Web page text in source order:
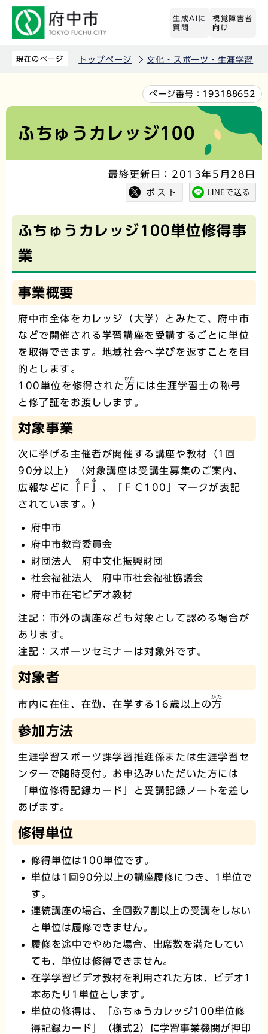
先
す
生成AIに
質問
視覚障害者
向け
現在のページ トップページ 文化・スポーツ・生涯学習
文
か
ページ番号： 193188652
ふちゅうカレッジ100
最終更新日：2013年5月28日
ふちゅうカレッジ100単位修得事
業
事業概要
府中市全体をカレッジ（大学）とみたて、府中市
などで開催される学習講座を受講するごとに単位
を取得できます。地域社会へ学びを返すことを目
的とします。
100単位を修得された方
かた
には生涯学習士の称号
と修了証をお渡しします。
対象事業
次に挙げる主催者が開催する講座や教材（1回
90分以上）（対象講座は受講生募集のご案内、
広報などに
「Ｆ」
えふ
、「ＦＣ100」マークが表記
されています。）
府中市
府中市教育委員会
財団法人 府中文化振興財団
社会福祉法人 府中市社会福祉協議会
府中市在宅ビデオ教材
注記：市外の講座なども対象として認める場合が
あります。
注記：スポーツセミナーは対象外です。
対象者
市内に在住、在勤、在学する16歳以上の方
かた
参加方法
生涯学習スポーツ課学習推進係または生涯学習セ
ンターで随時受付。お申込みいただいた方には
「単位修得記録カード」と受講記録ノートを差し
あげます。
修得単位
修得単位は100単位です。
単位は1回90分以上の講座履修につき、1単位で
す。
連続講座の場合、全回数7割以上の受講をしない
と単位は履修できません。
履修を途中でやめた場合、出席数を満たしてい
ても、単位は修得できません。
在学学習ビデオ教材を利用された方は、ビデオ1
本あたり1単位とします。
単位の修得は、「ふちゅうカレッジ100単位修
得記録カード」（様式2）に学習事業機関が押印